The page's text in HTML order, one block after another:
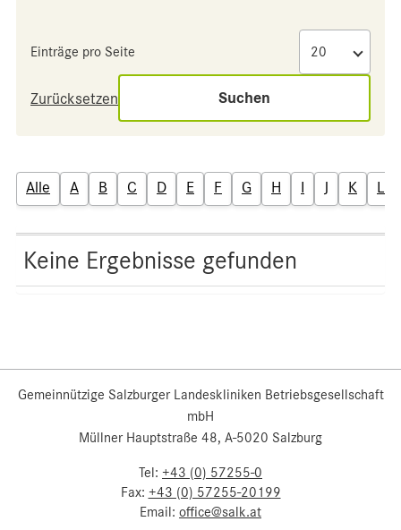
Einträge pro Seite
Zurücksetzen Suchen
Alle A B C D E F G H I J K L
Keine Ergebnisse gefunden
Gemeinnützige Salzburger Landeskliniken Betriebsgesellschaft
mbH
Müllner Hauptstraße 48, A-5020 Salzburg
Tel: +43 (0) 57255-0
Fax: +43 (0) 57255-20199
Email: office@salk.at